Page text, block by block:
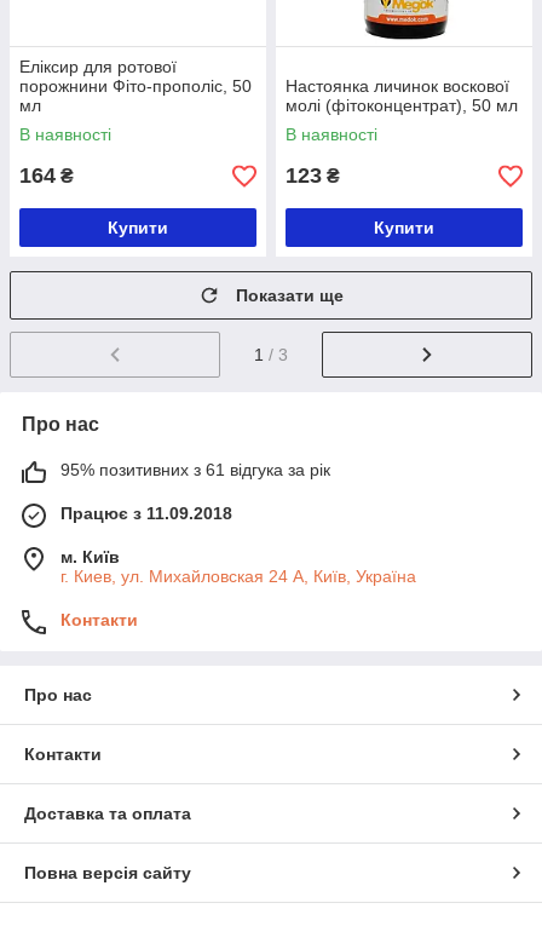
Еліксир для ротової
порожнини Фіто-прополіс, 50
мл
В наявності
164 ₴
Купити
Настоянка личинок воскової
молі (фітоконцентрат), 50 мл
В наявності
123 ₴
Купити
Показати ще
1 / 3
Про нас
95% позитивних з 61 відгука за рік
Працює з 11.09.2018
м. Київ
г. Киев, ул. Михайловская 24 А, Київ, Україна
Контакти
Про нас
Контакти
Доставка та оплата
Повна версія сайту